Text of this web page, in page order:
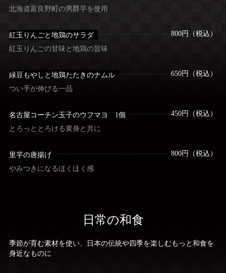
北海道富良野町の男爵芋を使用
紅玉りんごと地鶏のサラダ
紅玉りんごの甘味と地鶏の旨味
800円（税込）
緑豆もやしと地鶏たたきのナムル
つい手が伸びる一品
650円（税込）
名古屋コーチン玉子のウフマヨ 1個
とろっととろける黄身と共に
450円（税込）
里芋の唐揚げ
やみつきになるほくほく感
800円（税込）
日常の和食
季節が育む素材を使い、日本の伝統や四季を楽しむもっと和食を
身近なものに